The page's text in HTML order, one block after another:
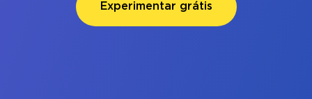
Experimentar grátis